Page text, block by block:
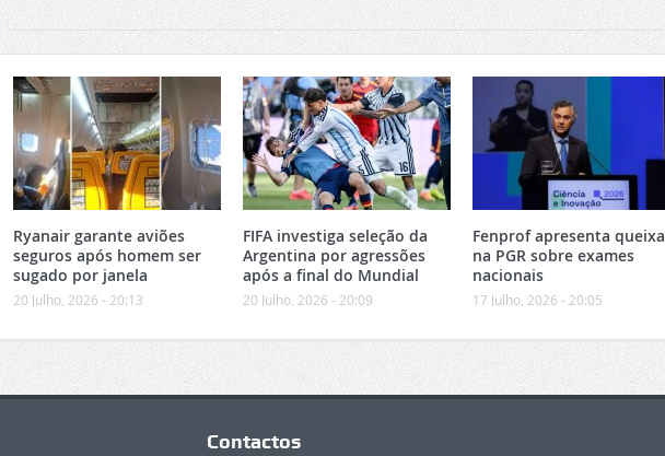
Ryanair garante aviões
seguros após homem ser
sugado por janela
20 Julho, 2026 - 20:13
FIFA investiga seleção da
Argentina por agressões
após a final do Mundial
20 Julho, 2026 - 20:09
Fenprof apresenta queixa
na PGR sobre exames
nacionais
17 Julho, 2026 - 20:05
Contactos